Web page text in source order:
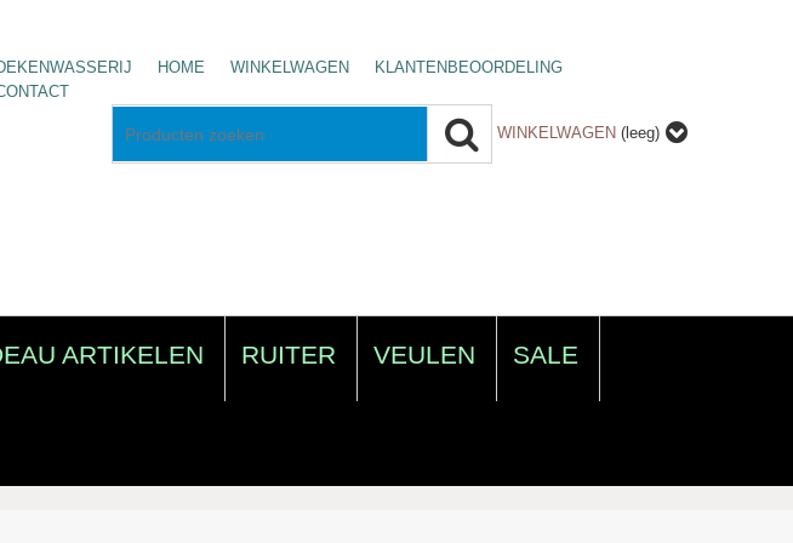
HOME WINKELWAGEN
KLANTENBEOORDELING
WINKELWAGEN (leeg)
ARTIKELEN RUITER VEULEN SALE